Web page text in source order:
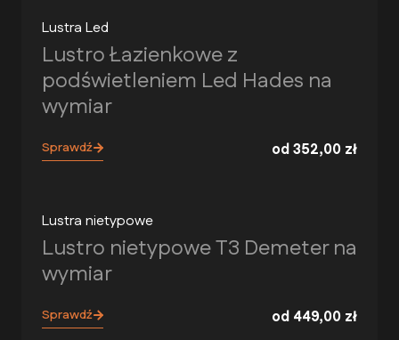
Lustra Led
Lustro Łazienkowe z
podświetleniem Led Hades na
wymiar
Sprawdź od352,00 zł
Lustra nietypowe
Lustro nietypowe T3 Demeter na
wymiar
Sprawdź od 449,00 zł